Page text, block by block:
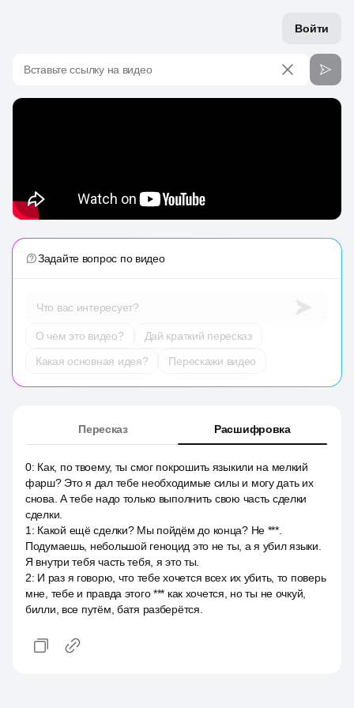
Войти
Вставьте ссылку на видео
Задайте вопрос по видео
Что вас интересует?
О чем это видео?
Дай краткий пересказ
Какая основная идея?
Перескажи видео
Пересказ Расшифровка
0: Как, по твоему, ты смог покрошить языкили на мелкий
фарш? Это я дал тебе необходимые силы и могу дать их
снова. А тебе надо только выполнить свою часть сделки
сделки.
1 : Какой ещё сделки? Мы пойдём до конца? Не ***.
Подумаешь, небольшой геноцид это не ты, а я убил языки.
Я внутри тебя часть тебя, я это ты.
2: И раз я говорю, что тебе хочется всех их убить, то поверь
мне, тебе и правда этого *** как хочется, но ты не очкуй,
билли, все путём, батя разберётся.